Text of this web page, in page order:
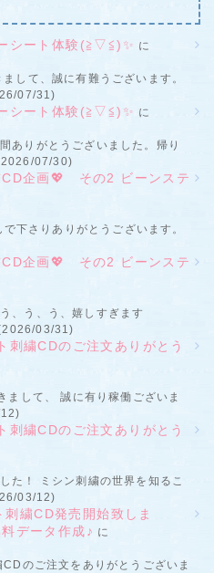
シート体験(≧▽≦)✨ に
して、誠に有難うございます。
07/31)
シート体験(≧▽≦)✨ に
ありがとうございました。帰り
07/30)
CD企画💖 その2 ビーンステ
下さりありがとうございます。
CD企画💖 その2 ビーンステ
、う、う、嬉しすぎます
03/31)
繍CDのご注文ありがとう
まして、 誠に有り稼働ございま
繍CDのご注文ありがとう
た！ ミシン刺繍の世界を知るこ
03/12)
繍CD発売開始致しま
データ作成♪ に
のご注文をありがとうございま